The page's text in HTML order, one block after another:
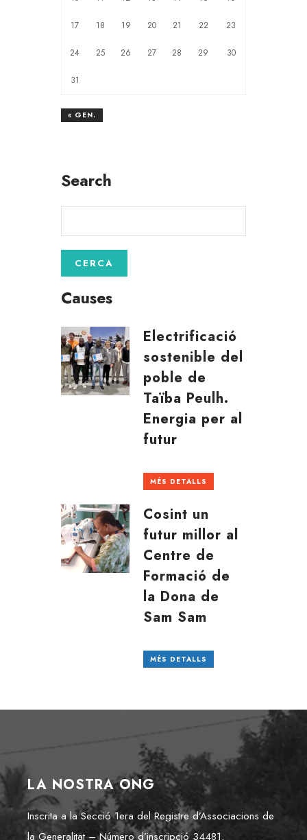
17 18 19 20 21 22 23
24 25 26 27 28 29 30
31
« GEN.
Search
Causes
Electrificació
sostenible del
poble de
Taïba Peulh.
Energia per al
futur
MÉS DETALLS
Cosint un
futur millor al
Centre de
Formació de
la Dona de
Sam Sam
MÉS DETALLS
LA NOSTRA ONG
Inscrita a la Secció 1era del Registre d’Associacions de
la Generalitat – Número d’inscripció 34481.